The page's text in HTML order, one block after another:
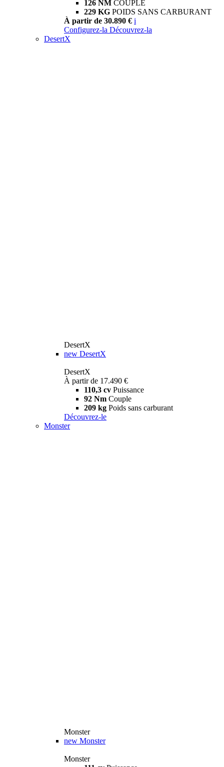
126 NM COUPLE
229 KG POIDS SANS CARBURANT
À partir de 30.890 € i
Configurez-la Découvrez-la
DesertX
DesertX
new DesertX
DesertX
À partir de 17.490 €
110,3 cv Puissance
92 Nm Couple
209 kg Poids sans carburant
Découvrez-le
Monster
Monster
new Monster
Monster